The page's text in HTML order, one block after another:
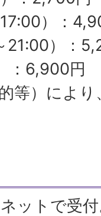
）：
21:00）：
：6,900円
等）によ
ットで受